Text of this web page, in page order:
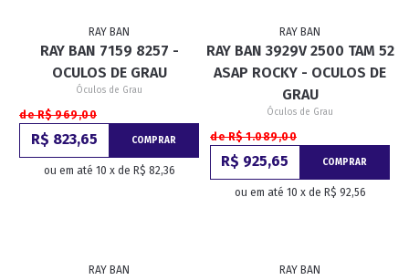
RAY BAN
RAY BAN 7159 8257 -
OCULOS DE GRAU
Óculos de Grau
de R$ 969,00
R$ 823,65 COMPRAR
ou em até 10 x de R$ 82,36
RAY BAN
RAY BAN 3929V 2500 TAM 52
ASAP ROCKY - OCULOS DE
GRAU
Óculos de Grau
de R$ 1.089,00
R$ 925,65 COMPRAR
ou em até 10 x de R$ 92,56
RAY BAN RAY BAN